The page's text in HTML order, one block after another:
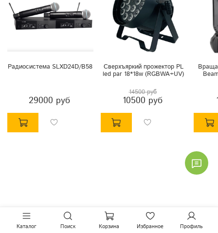
Радиосистема SLXD24D/B58
29000 руб
Сверхъяркий прожектор PL
led par 18*18w (RGBWA+UV)
14500 руб
10500 руб
Каталог Поиск Корзина Избранное Профиль